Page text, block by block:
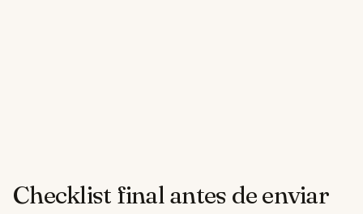
Checklist final antes de enviar